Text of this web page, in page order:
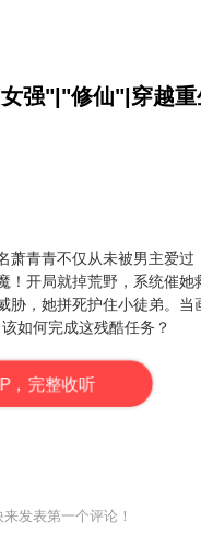
强"|"修仙"|穿越重
青青不仅从未被男主爱
开局就掉荒野，系统催
，她拼死护住小徒弟。
如何完成这残酷任务？
，完整收听
发表第一个评论！